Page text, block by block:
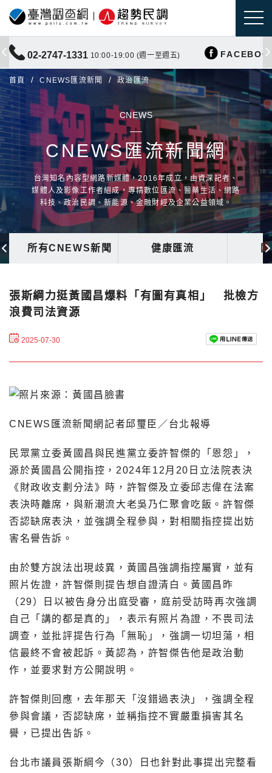
02-2747-1331 10:00-19:00 (週一至週五)
首頁 CNEWS匯流新聞 政治匯流
CNEWS
CNEWS匯流新聞網
台灣知名內容型網路新媒體，2016年成立，由資深記者、
媒體人及影像工作者組成，專精數位匯流、醫藥生活、網路
科技、政治民調、新能源、金融財經及企業公益領域。
所有CNEWS新聞 健康匯流
張斯綱力挺黃國昌爆料「有圖有真相」 批檢方
浪費司法資源
2025-07-30
CNEWS匯流新聞網記者邱璽臣／台北報導
民眾黨立委黃國昌與民進黨立委許智傑的「恩怨」，
源於黃國昌公開指控，2024年12月20日立法院表決
《財政收支劃分法》時，許智傑及立委邱志偉在法案
表決時離席，與新潮流大老吳乃仁聚會吃飯。許智傑
否認缺席表決，並強調全程參與，對相關指控提出妨
害名譽告訴。
由於雙方說法出現歧異，黃國昌強調指控屬實，並有
照片佐證，許智傑則提告想自證清白。黃國昌昨
（29）日以被告身分出庭受審，庭前受訪時再次強調
自己「講的都是真的」，表示有照片為證，不畏司法
調查，並批評提告行為「無恥」，強調一切坦蕩，相
信最終不會被起訴。黃認為，許智傑告他是政治動
作，並要求對方公開說明。
許智傑則回應，去年那天「沒錯過表決」，強調全程
參與會議，否認缺席，並稱指控不實嚴重損害其名
譽，已提出告訴。
台北市議員張斯綱今（30）日也針對此事提出完整看